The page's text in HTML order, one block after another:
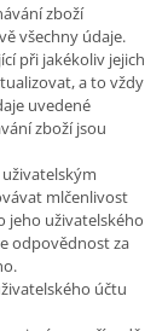
zboží
všechny údaje.
při jakékoliv jejich
a to vždy
uvedené
zboží jsou
mlčenlivost
jeho uživatelského
odpovědnost za
účtu